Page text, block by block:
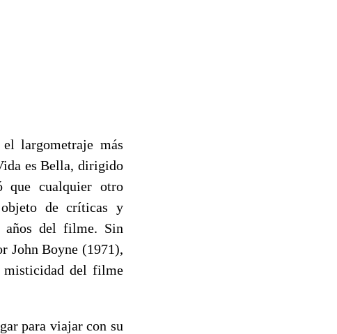
largometraje más
es Bella, dirigido
que cualquier otro
de críticas y
años del filme. Sin
John Boyne (1971),
misticidad del filme
para viajar con su